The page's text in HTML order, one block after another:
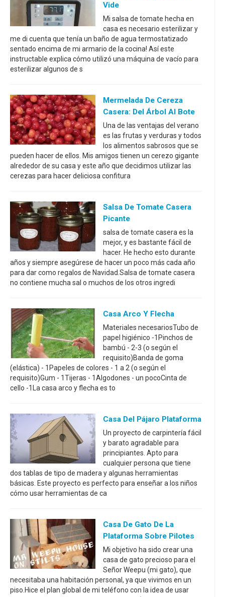
Vide
Mi salsa de tomate hecha en
casa es necesario esterilizar y
me di cuenta que tenía un baño de agua termostatizado
sentado encima de mi armario de la cocina! Así este
instructable explica cómo utilizó una máquina de vacío para
esterilizar algunos de s
Mermelada De Cereza
Casera: Del Árbol Al Bote
Una de las ventajas del verano
es las frutas y verduras y todos
los alimentos sabrosos que se
pueden hacer de ellos. Mis amigos tienen un cerezo gigante
alrededor de su casa y este año que decidimos utilizar las
cerezas para hacer deliciosa confitura
Salsa De Tomate Casera
Picante
salsa de tomate casera es la
mejor, y es bastante fácil de
hacer. He hecho esto durante
años y siempre asegúrese de hacer un poco más cada año
para dar como regalos de Navidad.Salsa de tomate casera
no contiene mucha sal o muchos de los otros ingredi
Casa Arco Y Flecha
Materiales necesariosTubo de
papel higiénico -1Pinchos de
bambú - 2-3 (o según el
requisito)Banda de goma
(elástica) - 1Papeles de colores - 1 a 2 (o según el
requisito)Gum - 1Tijeras - 1Algodones - un pocoCinta de
cello -1La casa arco y flecha es to
Casa Del Pájaro Plataforma
Un proyecto de carpintería fácil
y barato agradable para
principiantes. Apto para
cualquier persona que tiene
dos tablas de tipo de madera y algunas herramientas
básicas. Este proyecto es perfecto para enseñar a los niños
cómo usar herramientas de ca
Casa De Gato De La
Plataforma Sobre Pilotes
Mi objetivo ha sido crear una
casa de gato precioso para el
Señor Weepu (mi gato), que
necesitaba una habitación personal, ya que vivimos en un
piso.Hice el plan global de mi teléfono con la idea de usar